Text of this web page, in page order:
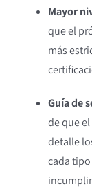
Mayor
que el
más
Guía de
de que
detalle
cada